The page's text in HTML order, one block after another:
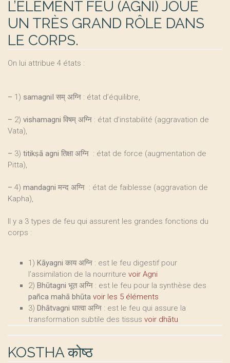
L’ÉLÉMENT FEU (AGNI) JOUE
UN TRÈS GRAND RÔLE DANS
LE CORPS.
On lui attribue 4 états :
– 1) samagniI सम् अग्नि : état d’équilibre,
– 2) vishamagni विषम् अग्नि : état d’instabilité (aggravation de
Vata),
– 3) titikṣā agni तिक्षा अग्नि : état de force (augmentation de
Pitta),
– 4) mandagni मन्द अग्नि : état de faiblesse (aggravation de
Kapha),
Il y a 3 types de feu qui assurent les grandes fonctions du
corps :
1) Kāyagni काय अग्नि : est le feu digestif pour
l’assimilation de la nourriture voir Agni
2) Bhūtagni भूत अग्नि : est le feu pour la synthèse des
pañca mahā bhūta voir les 5 éléments
3) Dhātvagni धात्वा अग्नि : est le feu qui assure la
transformation subtile des tissus voir dhātu
KOSTHA कोष्ठ